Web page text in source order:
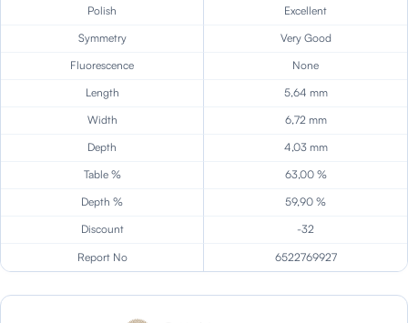
Polish
Excellent
Symmetry
Very Good
Fluorescence
None
Length
5,64 mm
Width
6,72 mm
Depth
4,03 mm
Table %
63,00 %
Depth %
59,90 %
Discount
-32
Report No 6522769927